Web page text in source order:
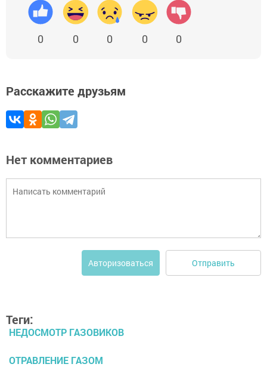
0 0 0 0 0
Расскажите друзьям
Нет комментариев
Авторизоваться Отправить
Теги:
НЕДОСМОТР ГАЗОВИКОВ
ОТРАВЛЕНИЕ ГАЗОМ